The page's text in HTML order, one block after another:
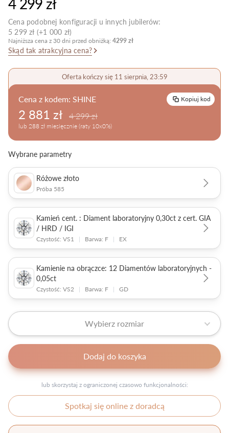
Cena podobnej konfiguracji u innych jubilerów:
5 299 zł (+1 000 zł)
Najniższa cena z 30 dni przed obniżką: 4299 zł
Skąd tak atrakcyjna cena?
Oferta kończy się 11 sierpnia, 23:59
Cena z kodem: SHINE Kopiuj kod
2 881 zł 4 299 zł
lub 288 zł miesięcznie (raty 10x0%)
Wybrane parametry
Różowe złoto
Próba 585
Kamień cent. : Diament laboratoryjny 0,30ct z cert. GIA
/ HRD / IGI
Czystość: VS1 | Barwa: F | EX
Kamienie na obrączce: 12 Diamentów laboratoryjnych -
0,05ct
Czystość: VS2 | Barwa: F | GD
Wybierz rozmiar
Dodaj do koszyka
lub skorzystaj z ograniczonej czasowo funkcjonalności:
Spotkaj się online z doradcą